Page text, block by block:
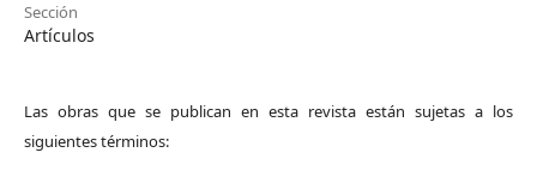
Sección
Artículos
Las obras que se publican en esta revista están sujetas a los
siguientes términos: